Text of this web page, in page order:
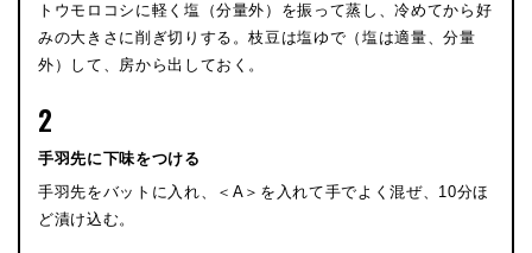
トウモロコシに軽く塩（分量外）を振って蒸し、冷めてから好
みの大きさに削ぎ切りする。枝豆は塩ゆで（塩は適量、分量
外）して、房から出しておく。
2
手羽先に下味をつける
手羽先をバットに入れ、＜A＞を入れて手でよく混ぜ、10分ほ
ど漬け込む。